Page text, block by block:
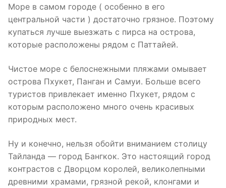
Море в самом городе ( особенно в его
центральной части ) достаточно грязное. Поэтому
купаться лучше выезжать с пирса на острова,
которые расположены рядом с Паттайей.
Чистое море с белоснежными пляжами омывает
острова Пхукет, Панган и Самуи. Больше всего
туристов привлекает именно Пхукет, рядом с
которым расположено много очень красивых
природных мест.
Ну и конечно, нельзя обойти вниманием столицу
Тайланда — город Бангкок. Это настоящий город
контрастов с Дворцом королей, великолепными
древними храмами, грязной рекой, клонгами и